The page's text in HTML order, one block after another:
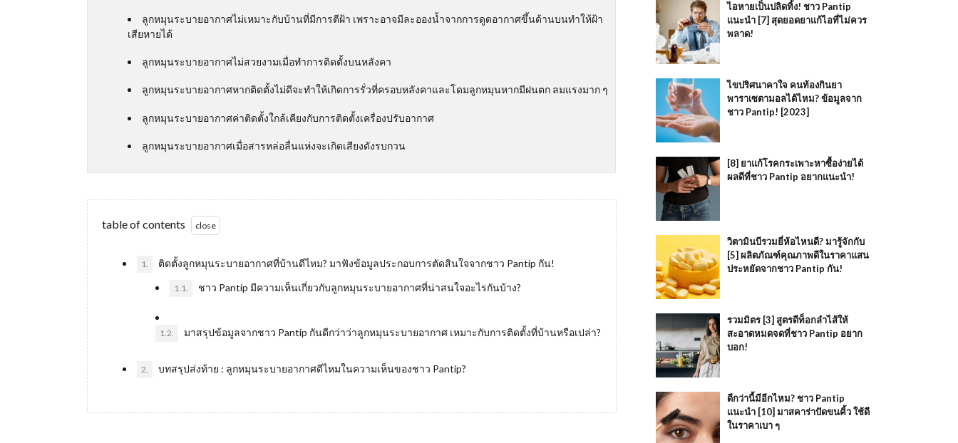
ลูกหมุนระบายอากาศไม่เหมาะกับบ้านที่มีการตีฝ้า เพราะอาจมีละอองน้ำจากการดูดอากาศขึ้นด้านบนทำให้ฝ้า
เสียหายได้
ลูกหมุนระบายอากาศไม่สวยงามเมื่อทำการติดตั้งบนหลังคา
ลูกหมุนระบายอากาศหากติดตั้งไม่ดีจะทำให้เกิดการรั่วที่ครอบหลังคาและโดมลูกหมุนหากมีฝนตก ลมแรงมาก ๆ
ลูกหมุนระบายอากาศค่าติดตั้งใกล้เคียงกับการติดตั้งเครื่องปรับอากาศ
ลูกหมุนระบายอากาศเมื่อสารหล่อลื่นแห่งจะเกิดเสียงดังรบกวน
table of contents
1. ติดตั้งลูกหมุนระบายอากาศที่บ้านดีไหม? มาฟังข้อมูลประกอบการตัดสินใจจากชาว Pantip กัน!
1.1. ชาว Pantip มีความเห็นเกี่ยวกับลูกหมุนระบายอากาศที่น่าสนใจอะไรกันบ้าง?
1.2. มาสรุปข้อมูลจากชาว Pantip กันดีกว่าว่าลูกหมุนระบายอากาศ เหมาะกับการติดตั้งที่บ้านหรือเปล่า?
2. บทสรุปส่งท้าย : ลูกหมุนระบายอากาศดีไหมในความเห็นของชาว Pantip?
ไอหายเป็นปลิดทิ้ง! ชาว Pantip
แนะนำ [7] สุดยอดยาแก้ไอที่ไม่ควร
พลาด!
ไขปริศนาคาใจ คนท้องกินยา
พาราเซตามอลได้ไหม? ข้อมูลจาก
ชาว Pantip! [2023]
[8] ยาแก้โรคกระเพาะหาซื้อง่ายได้
ผลดีที่ชาว Pantip อยากแนะนำ!
วิตามินบีรวมยี่ห้อไหนดี? มารู้จักกับ
[5] ผลิตภัณฑ์คุณภาพดีในราคาแสน
ประหยัดจากชาว Pantip กัน!
รวมมิตร [3] สูตรดีท็อกลำไส้ให้
สะอาดหมดจดที่ชาว Pantip อยาก
บอก!
ดีกว่านี้มีอีกไหม? ชาว Pantip
แนะนำ [10] มาสคาร่าปัดขนคิ้ว ใช้ดี
ในราคาเบา ๆ